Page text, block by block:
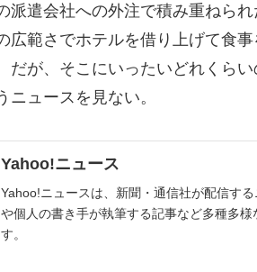
派遣会社への外注で積み重ねら
広範さでホテルを借り上げて食
だが、そこにいったいどれくら
ュースを見ない。
Yahoo!ニュース
Yahoo!ニュースは、新聞・通信社が配信す
や個人の書き手が執筆する記事など多種多様
す。